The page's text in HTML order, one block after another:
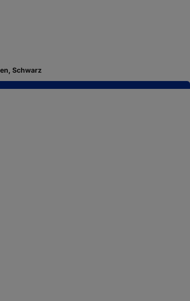
Schwarz